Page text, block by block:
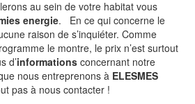
au sein de votre habitat vous
energie. En ce qui concerne le
raison de s’inquiéter. Comme
le montre, le prix n’est surtout
d’informations concernant notre
nous entreprenons à ELESMES
pas à nous contacter !